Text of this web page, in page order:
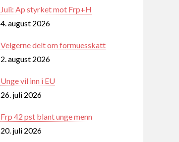
Juli: Ap styrket mot Frp+H
4. august 2026
Velgerne delt om formuesskatt
2. august 2026
Unge vil inn i EU
26. juli 2026
Frp 42 pst blant unge menn
20. juli 2026